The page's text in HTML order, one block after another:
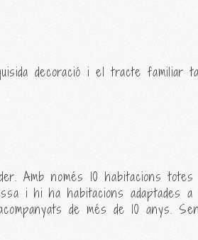
decoració i el tracte familiar
Amb només 10 habitacions
i hi ha habitacions adaptades a
de més de 10 anys.